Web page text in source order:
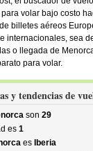
volar bajo costo
billetes aéreos
internacionales, sea
o llegada de
para volar.
y tendencias de
son 29
es 1
es Iberia